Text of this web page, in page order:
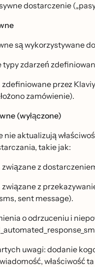
dostarczenie
są wykorzystywane
typy zdarzeń
zdefiniowane przez
zamówienie).
(wyłączone)
nie aktualizują
takie jak:
związane z
związane z
sent message).
o odrzuceniu i
uwagi: dodanie
właściwość